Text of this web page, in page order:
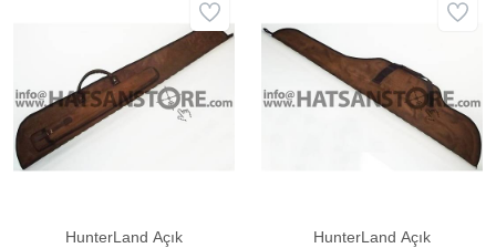
HunterLand Açık
HunterLand Açık